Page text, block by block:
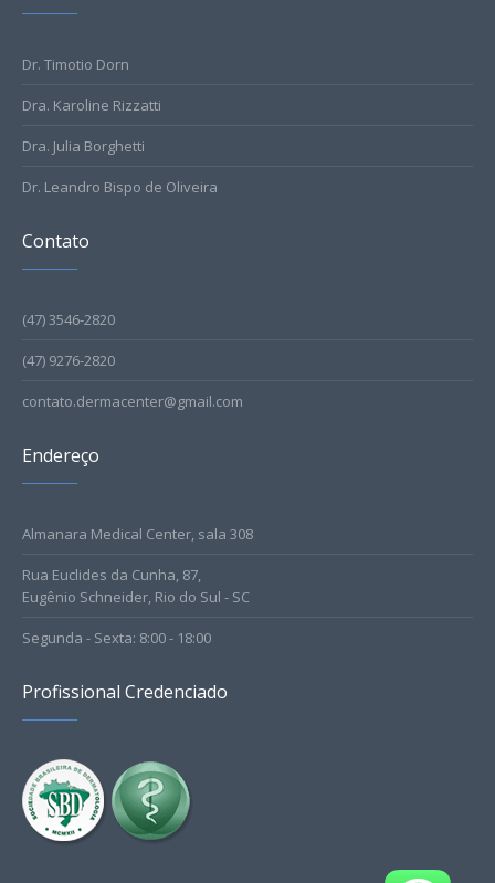
Dr. Timotio Dorn
Dra. Karoline Rizzatti
Dra. Julia Borghetti
Dr. Leandro Bispo de Oliveira
Contato
(47) 3546-2820
(47) 9276-2820
contato.dermacenter@gmail.com
Endereço
Almanara Medical Center, sala 308
Rua Euclides da Cunha, 87,
Eugênio Schneider, Rio do Sul - SC
Segunda - Sexta: 8:00 - 18:00
Profissional Credenciado